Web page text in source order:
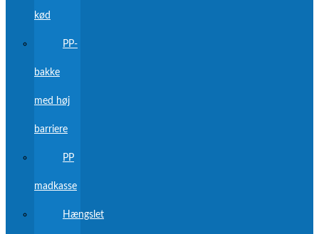
kød
PP-
bakke
med høj
barriere
PP
madkasse
Hængslet